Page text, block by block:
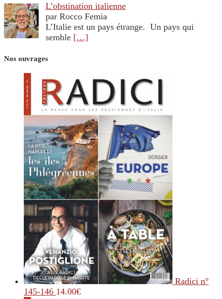
L’obstination italienne
par Rocco Femia
L’Italie est un pays étrange. Un pays qui
semble […]
Nos ouvrages
Radici n°
145-146 14.00€